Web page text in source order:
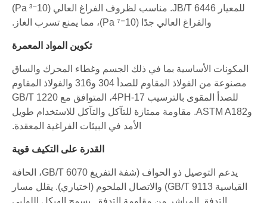
للمعيار JB/T 6446. مناسب لظروف الفراغ العالي (10⁻³ Pa)
والفراغ العالي جدًا (10⁻⁷ Pa)، مما يمنع تسرب الغاز.
تكوين المواد المعمرة
المكونات الأساسية بما في ذلك الجسم وغطاء المحرك والساق
مصنوعة من الفولاذ المقاوم للصدأ 304 و316 والفولاذ المقاوم
للصدأ المقوى بالترسيب 17-4PH، المتوافق مع GB/T 1220
وASTM A182. مقاومة ممتازة للتآكل والتآكل للاستخدام طويل
الأمد في البيئات الفراغية المعقدة.
القدرة على التكيف قوية
يدعم التوصيل ذو الحواف (شفة التفريغ GB/T 6070، الحافة
القياسية GB/T 9113) والاتصال الملحوم (اختياري). يقلل مسار